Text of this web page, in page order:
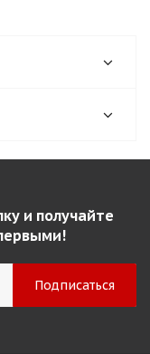
и получайте